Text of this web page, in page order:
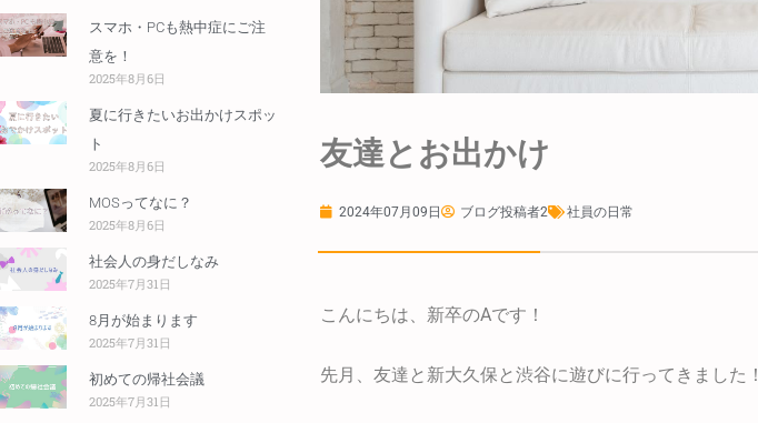
スマホ・PCも熱中症にご注
意を！
2025年8月6日
夏に行きたいお出かけスポッ
ト
2025年8月6日
MOSってなに？
2025年8月6日
社会人の身だしなみ
2025年7月31日
8月が始まります
2025年7月31日
初めての帰社会議
2025年7月31日
友達とお出かけ
2024年07月09日 ブログ投稿者2 社員の日常
こんにちは、新卒のAです！
先月、友達と新大久保と渋谷に遊びに行ってきました！